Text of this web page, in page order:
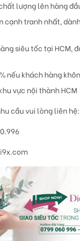
lượng lên hàng
cạnh tranh nhất,
siêu tốc tại HCM,
nếu khách hàng
vực nội thành HCM
cầu vui lòng liên hệ: